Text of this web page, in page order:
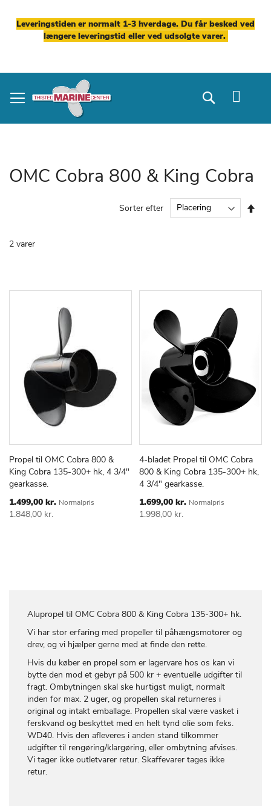
Leveringstiden er normalt 1-3 hverdage. Du får besked ved
længere leveringstid eller ved udsolgte varer.
to
Content
Search
OMC Cobra 800 & King Cobra
Alupropel til OMC Cobra 800 & King Cobra 135-300+ hk.
Vi har stor erfaring med propeller til påhængsmotorer og
drev, og vi hjælper gerne med at finde den rette.
Hvis du køber en propel som er lagervare hos os kan vi
bytte den mod et gebyr på 500 kr + eventuelle udgifter til
fragt. Ombytningen skal ske hurtigst muligt, normalt
inden for max. 2 uger, og propellen skal returneres i
original og intakt emballage. Propellen skal være vasket i
ferskvand og beskyttet med en helt tynd olie som feks.
WD40. Hvis den afleveres i anden stand tilkommer
udgifter til rengøring/klargøring, eller ombytning afvises.
Vi tager ikke outletvarer retur. Skaffevarer tages ikke
retur.
2 varer
Sorter efter
Læg i kurv
TILFØJ
TIL
LISTE
SAMMENLIGN
Propel til OMC Cobra 800 &
King Cobra 135-300+ hk, 4 3/4"
gearkasse.
Special
Price
1.499,00 kr. Normalpris
1.848,00 kr.
Læg i kurv
TILFØJ
TIL
LISTE
4-bladet Propel til OMC Cobra
800 & King Cobra 135-300+ hk,
4 3/4" gearkasse.
Special
Price
1.699,00 kr. Normalpris
1.998,00 kr.